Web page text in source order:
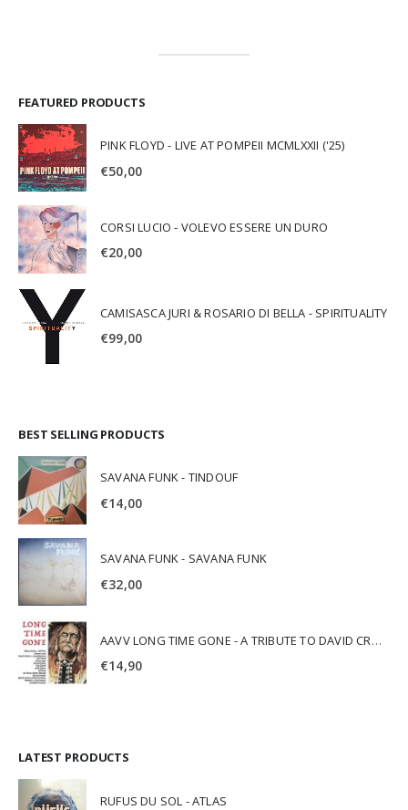
FEATURED PRODUCTS
PINK FLOYD - LIVE AT POMPEII MCMLXXII ('25)
€50,00
CORSI LUCIO - VOLEVO ESSERE UN DURO
€20,00
CAMISASCA JURI & ROSARIO DI BELLA - SPIRITUALITY
€99,00
BEST SELLING PRODUCTS
SAVANA FUNK - TINDOUF
€14,00
SAVANA FUNK - SAVANA FUNK
€32,00
AAVV LONG TIME GONE - A TRIBUTE TO DAVID CROSBY
€14,90
LATEST PRODUCTS
RUFUS DU SOL - ATLAS